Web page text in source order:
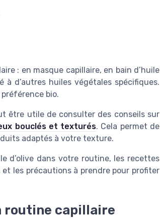
: en masque capillaire, en bain d’huile
d’autres huiles végétales spécifiques.
bio.
être utile de consulter des conseils sur
bouclés et texturés. Cela permet de
adaptés à votre texture.
d’olive dans votre routine, les recettes
et les précautions à prendre pour profiter
routine capillaire